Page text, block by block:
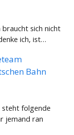
sich nicht
ich, ist…
Bahn
steht folgende
jemand ran